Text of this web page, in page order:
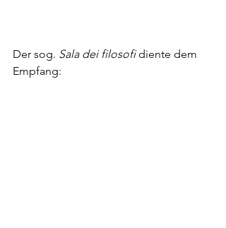
Der sog. Sala dei filosofi diente dem
Empfang: